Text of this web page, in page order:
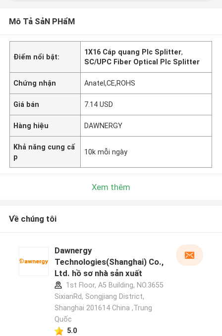
Mô Tả SảN PHẩM
Điểm nổi bật:
1X16 Cáp quang Plc Splitter,
SC/UPC Fiber Optical Plc Splitter
Chứng nhận Anatel,CE,ROHS
Giá bán 7.14 USD
Hàng hiệu DAWNERGY
Khả năng cung cấ
p
10k mỗi ngày
Xem thêm
Về chúng tôi
Dawnergy
Technologies(Shanghai) Co.,
Ltd. hồ sơ nhà sản xuất
1st Floor, A5 Building, NO.3655
SixianRd, Songjiang District,
Shanghai 201614 China ,Trung
Quốc
5.0